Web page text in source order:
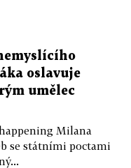
oslavuje
umělec
Milana
se státními poctami